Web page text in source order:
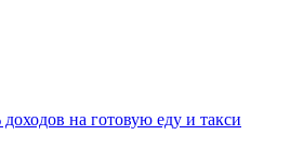
на готовую еду и такси